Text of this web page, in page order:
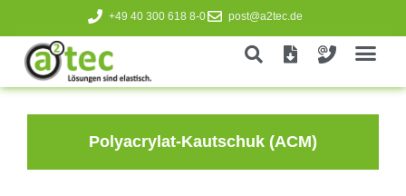
+49 40 300 618 8-0 post@a2tec.de
Polyacrylat-Kautschuk (ACM)